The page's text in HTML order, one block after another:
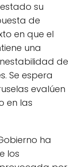
su
de
en que el
una
de
Se espera
evalúen
en las
ha
los